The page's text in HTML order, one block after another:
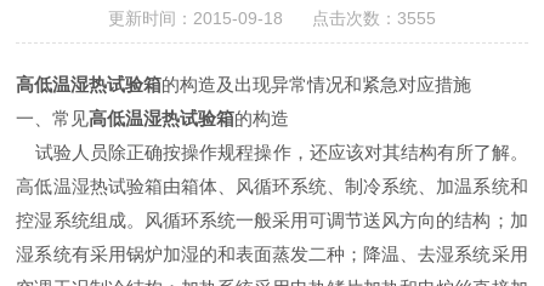
更新时间：2015-09-18 点击次数：3555
高低温湿热试验箱的构造及 出现异常情况和紧急对应措施
一、常见高低温湿热试验箱的构造
试验人员除正确按操作规程操作，还应该对其结构有所了解。
高低温湿热试验箱由箱体、风循环系统、制冷系统、加温系统和
控湿系统组成。风循环系统一般采用可调节送风方向的结构；加
湿系统有采用锅炉加湿的和表面蒸发二种；降温、去湿系统采用